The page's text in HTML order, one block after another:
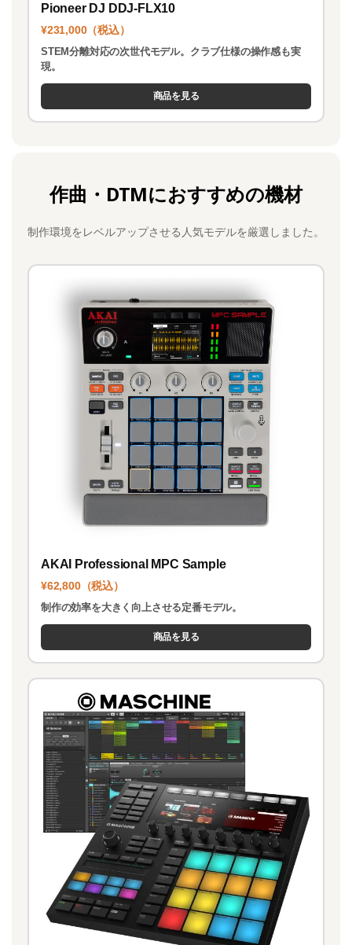
Pioneer DJ DDJ-FLX10
¥231,000（税込）
STEM分離対応の次世代モデル。クラブ仕様の操作感も実
現。
商品を見る
作曲・DTMにおすすめの機材
制作環境をレベルアップさせる人気モデルを厳選しました。
AKAI Professional MPC Sample
¥62,800（税込）
制作の効率を大きく向上させる定番モデル。
商品を見る